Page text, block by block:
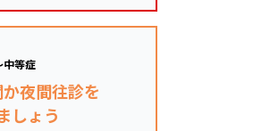
中等症
夜間往診を
しょう